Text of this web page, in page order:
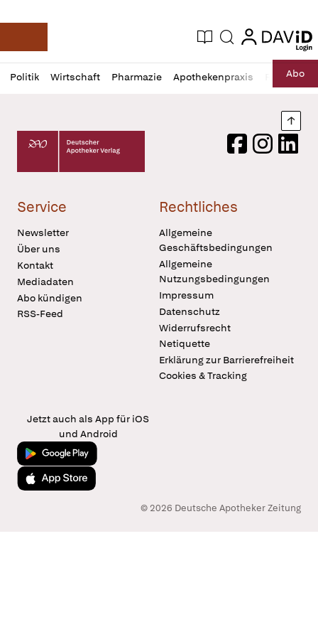
Deutsche Apotheker Zeitung
Aktuelle Ausgabe
Suche login
login
Politik Wirtschaft Pharmazie Apothekenpraxis RechtAbo
Profil
öffnen
Daz
Pur
Deutscher Apotheker Verlag Logo
FacebookInstagram
Service
Newsletter
Über uns
Kontakt
Mediadaten
Abo kündigen
RSS-Feed
Rechtliches
Allgemeine
Geschäftsbedingungen
Allgemeine
Nutzungsbedingungen
Impressum
Datenschutz
Widerrufsrecht
Netiquette
Erklärung zur Barrierefreiheit
Cookies & Tracking
Jetzt auch als App für iOS
und Android
Jetzt bei Google Play
Laden im App Store
© 2026 Deutsche Apotheker Zeitung